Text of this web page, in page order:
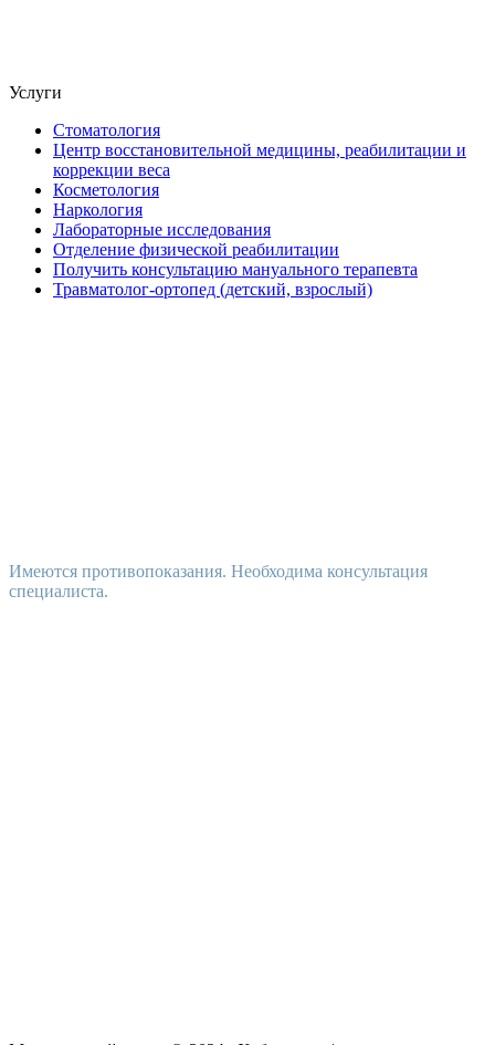
Услуги
Стоматология
Центр восстановительной медицины, реабилитации и
коррекции веса
Косметология
Наркология
Лабораторные исследования
Отделение физической реабилитации
Получить консультацию мануального терапевта
Травматолог-ортопед (детский, взрослый)
Имеются противопоказания. Необходима консультация
специалиста.